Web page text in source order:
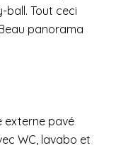
Tout ceci
panorama
externe pavé
WC, lavabo et